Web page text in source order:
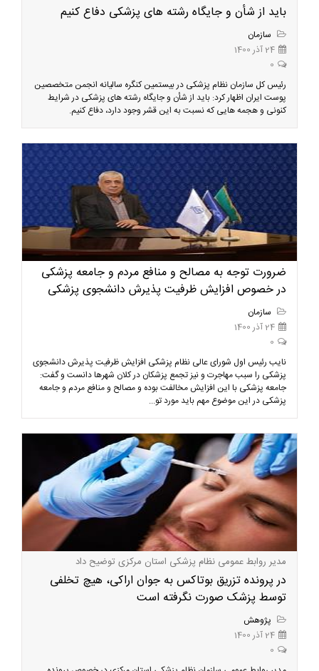
باید از شأن و جایگاه رشته های پزشکی دفاع کنیم
سازمان
24 آذر 1400
0
رئیس کل سازمان نظام پزشکی در بیستمین کنگره سالیانه انجمن متخصصین
پوست ایران اظهار کرد: باید از شأن و جایگاه رشته های پزشکی در شرایط
کنونی و هجمه هایی که نسبت به این قشر وجود دارد، دفاع کنیم.
ضرورت توجه به مصالح و منافع مردم و جامعه پزشکی
در خصوص افزایش ظرفیت پذیرش دانشجوی پزشکی
سازمان
24 آذر 1400
0
نایب رئیس اول شورای عالی نظام پزشکی افزایش ظرفیت پذیرش دانشجوی
پزشکی را سبب مهاجرت و نیز تجمع پزشکان در کلان شهرها دانست و گفت:
جامعه پزشکی با این افزایش مخالفت بوده و مصالح و منافع مردم و جامعه
پزشکی در این موضوع مهم باید مورد تو...
مدیر روابط عمومی نظام پزشکی استان مرکزی توضیح داد
در پرونده تزریق بوتاکس به جوان اراکی، هیچ تخلفی
توسط پزشک صورت نگرفته است
پژوهش
24 آذر 1400
0